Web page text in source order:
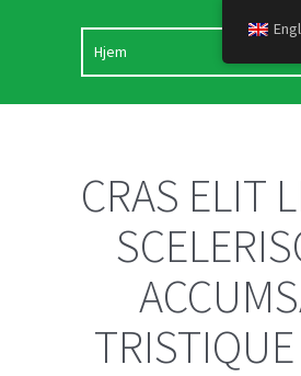
CRAS ELIT